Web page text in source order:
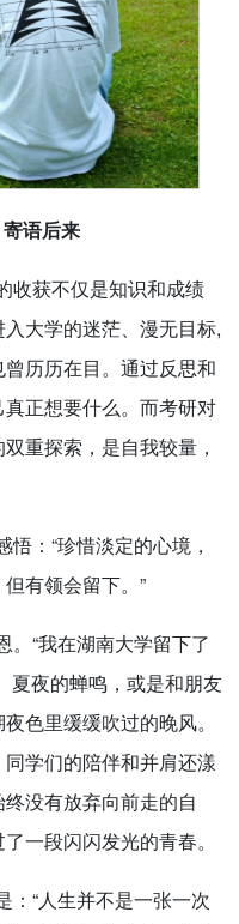
语后来
收获不仅是知识和成绩
大学的迷茫、漫无目标,
历历在目。通过反思和
正想要什么。而考研对
重探索，是自我较量，
：“珍惜淡定的心境，
有领会留下。”
。“我在湖南大学留下了
夏夜的蝉鸣，或是和朋友
色里缓缓吹过的晚风。
学们的陪伴和并肩还漾
没有放弃向前走的自
一段闪闪发光的青春。
：“人生并不是一张一次